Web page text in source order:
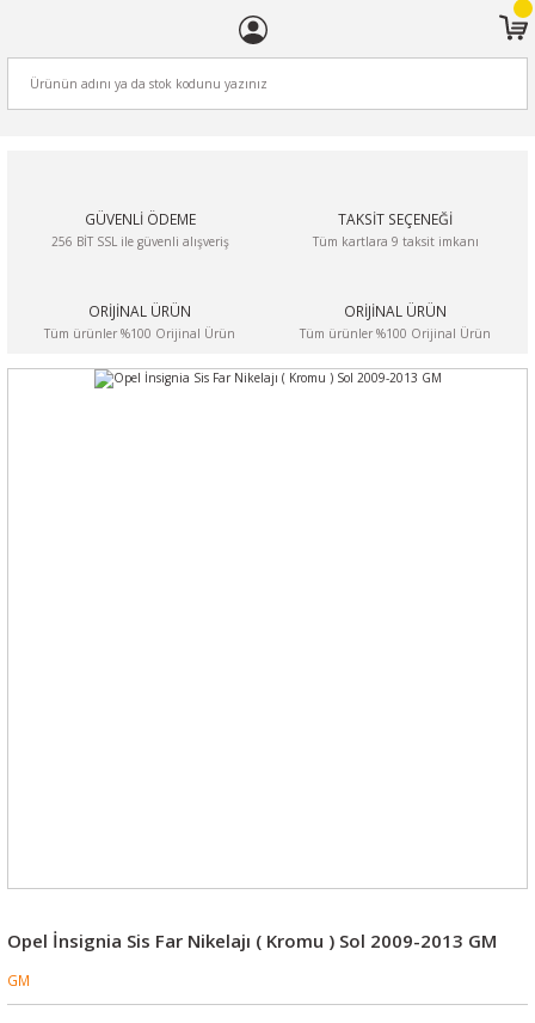
GÜVENLİ ÖDEME
256 BİT SSL ile güvenli alışveriş
TAKSİT SEÇENEĞİ
Tüm kartlara 9 taksit imkanı
ORİJİNAL ÜRÜN
Tüm ürünler %100 Orijinal Ürün
ORİJİNAL ÜRÜN
Tüm ürünler %100 Orijinal Ürün
Opel İnsignia Sis Far Nikelajı ( Kromu ) Sol 2009-2013 GM
GM